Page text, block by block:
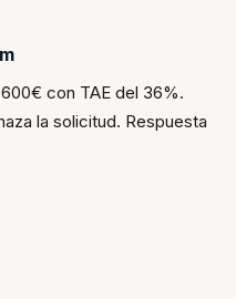
con TAE del 36%.
la solicitud. Respuesta